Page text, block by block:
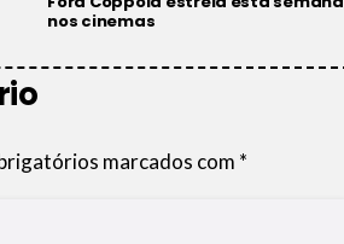
nos cinemas
marcados com *